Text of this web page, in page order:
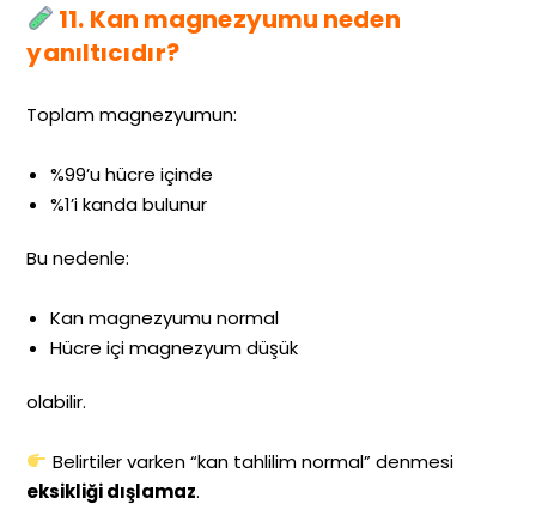
11. Kan magnezyumu neden
yanıltıcıdır?
Toplam magnezyumun:
%99’u hücre içinde
%1’i kanda bulunur
Bu nedenle:
Kan magnezyumu normal
Hücre içi magnezyum düşük
olabilir.
Belirtiler varken “kan tahlilim normal” denmesi
eksikliği dışlamaz.